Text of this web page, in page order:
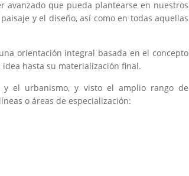
avanzado que pueda plantearse en nuestros
y el diseño, así como en todas aquellas
orientación integral basada en el concepto
hasta su materialización final.
el urbanismo, y visto el amplio rango de
o áreas de especialización: